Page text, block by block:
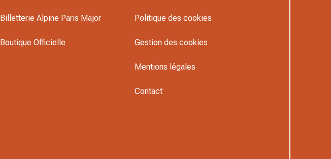
Billetterie Alpine Paris Major
Boutique Officielle
Politique des cookies
Gestion des cookies
Mentions légales
Contact